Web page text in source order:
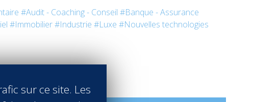
#Audit - Coaching - Conseil #Banque - Assurance
#Immobilier#Industrie #Luxe #Nouvelles technologies
sur ce site. Les